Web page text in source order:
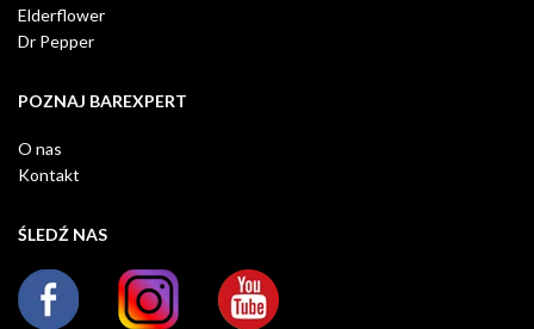
Elderflower
Dr Pepper
POZNAJ BAREXPERT
O nas
Kontakt
ŚLEDŹ NAS